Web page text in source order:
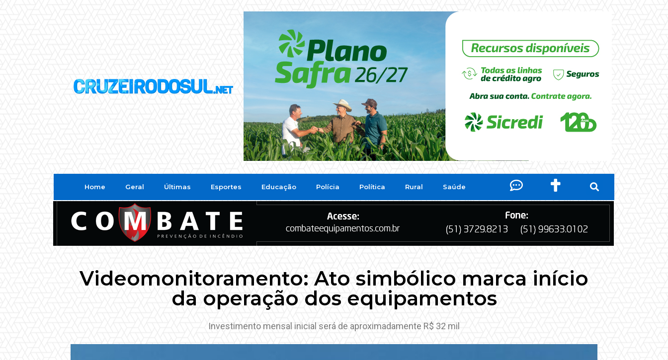
Home Geral Últimas Esportes Educação Polícia Política Rural Saúde
Videomonitoramento: Ato simbólico marca início
da operação dos equipamentos
Investimento mensal inicial será de aproximadamente R$ 32 mil